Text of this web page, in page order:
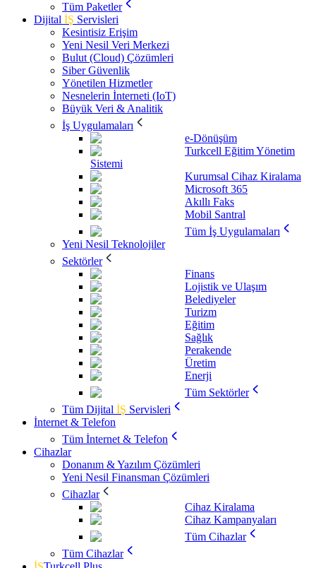
Tüm Paketler
Dijital İŞ Servisleri
Kesintisiz Erişim
Yeni Nesil Veri Merkezi
Bulut (Cloud) Çözümleri
Siber Güvenlik
Yönetilen Hizmetler
Nesnelerin İnterneti (IoT)
Büyük Veri & Analitik
İş Uygulamaları
e-Dönüşüm
Turkcell Eğitim Yönetim
Sistemi
Kurumsal Cihaz Kiralama
Microsoft 365
Akıllı Faks
Mobil Santral
Tüm İş Uygulamaları
Yeni Nesil Teknolojiler
Sektörler
Finans
Lojistik ve Ulaşım
Belediyeler
Turizm
Eğitim
Sağlık
Perakende
Üretim
Enerji
Tüm Sektörler
Tüm Dijital İŞ Servisleri
İnternet & Telefon
Tüm İnternet & Telefon
Cihazlar
Donanım & Yazılım Çözümleri
Yeni Nesil Finansman Çözümleri
Cihazlar
Cihaz Kiralama
Cihaz Kampanyaları
Tüm Cihazlar
Tüm Cihazlar